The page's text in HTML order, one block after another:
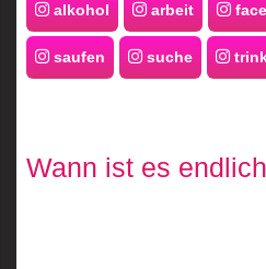
alkohol arbeit
saufen suche
Wann ist es